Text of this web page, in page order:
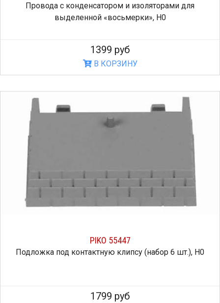
Провода с конденсатором и изоляторами для
выделенной «восьмерки», H0
1399 руб
В КОРЗИНУ
PIKO 55447
Подложка под контактную клипсу (набор 6 шт.), H0
1799 руб